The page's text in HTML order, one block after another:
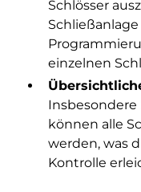
Schlösser
einzelnen
können alle
werden, was
Kontrolle